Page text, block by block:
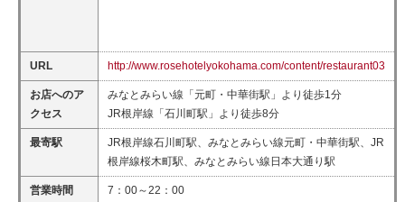
URL http://www.rosehotelyokohama.com/content/restaurant03
お店へのア
クセス
みなとみらい線「元町・中華街駅」より徒歩1分
JR根岸線「石川町駅」より徒歩8分
最寄駅
JR根岸線石川町駅、みなとみらい線元町・中華街駅、JR
根岸線桜木町駅、みなとみらい線日本大通り駅
営業時間
7：00～22：00